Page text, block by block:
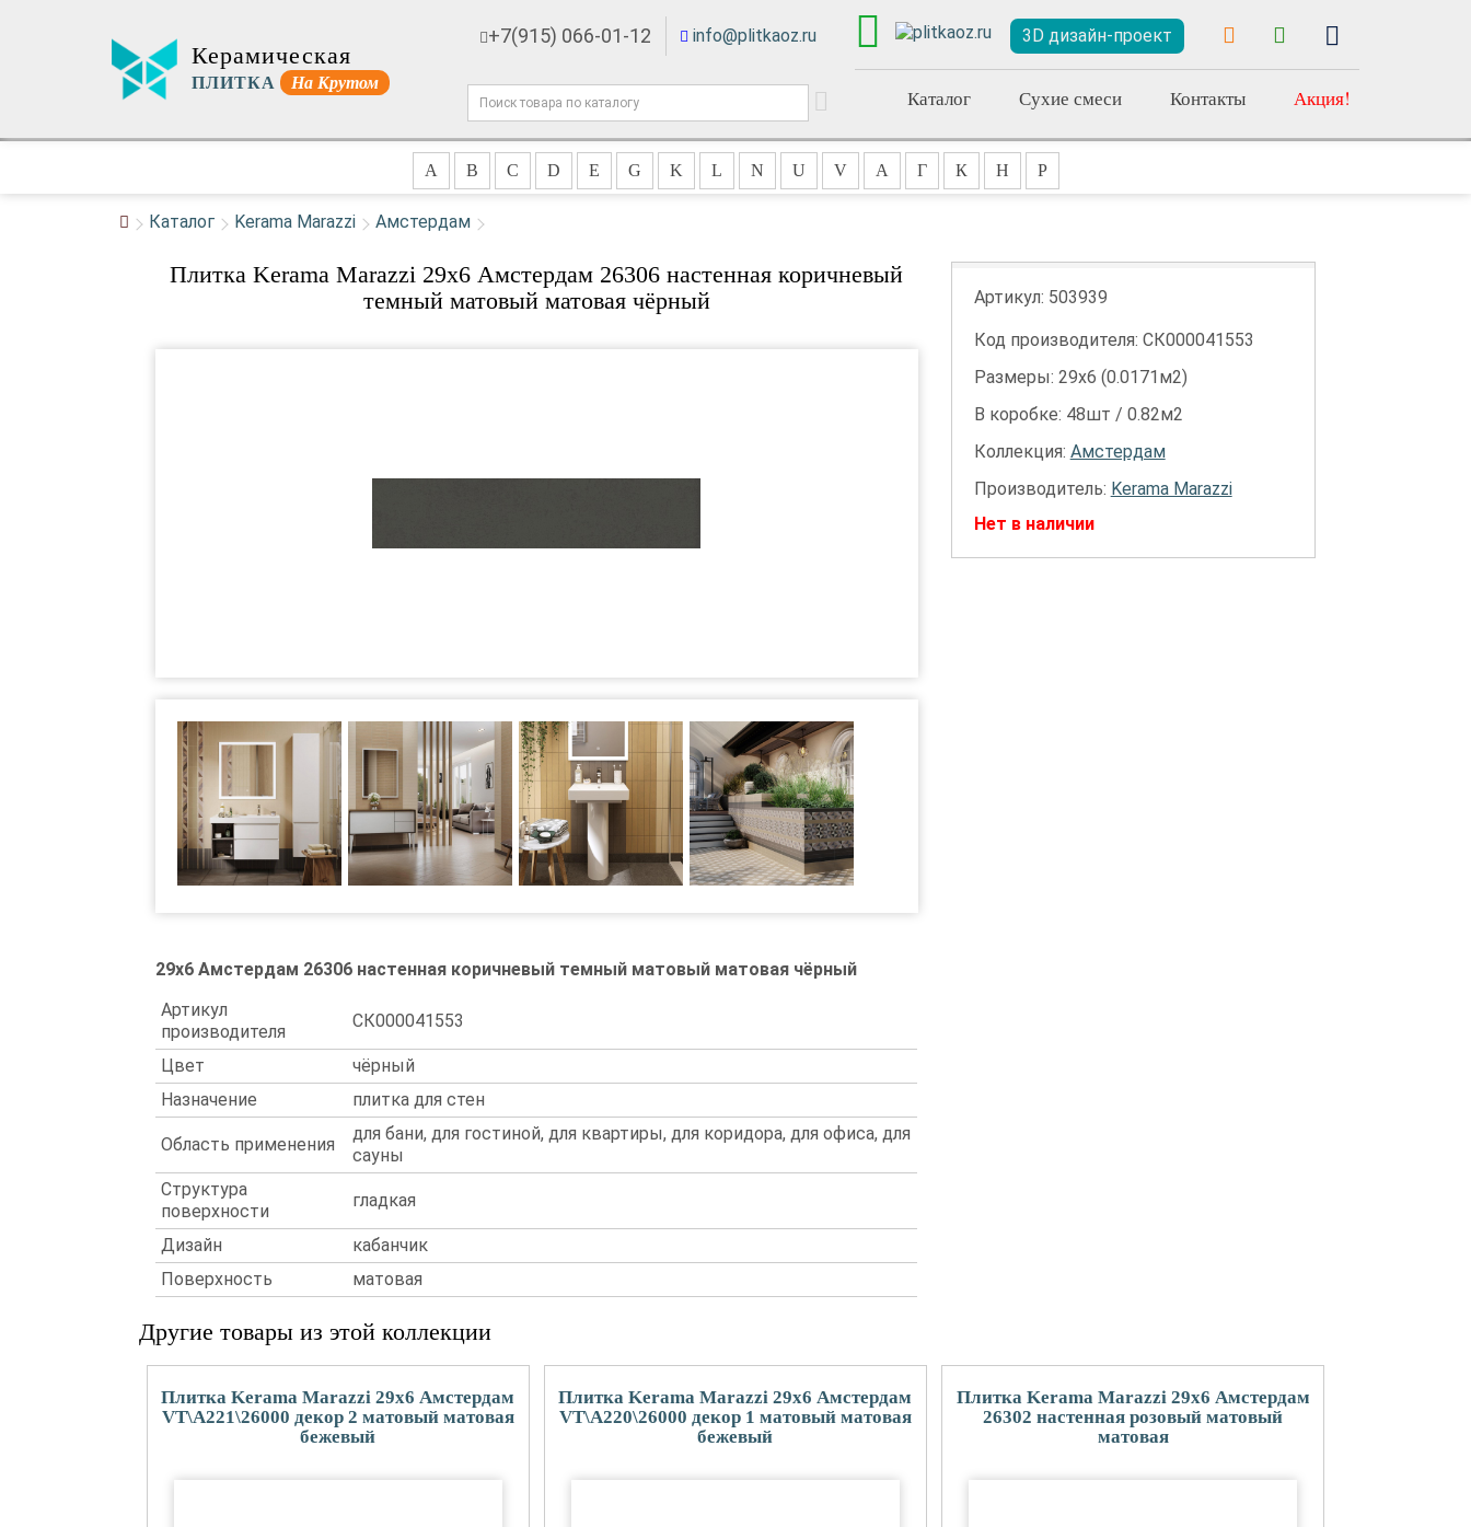
Керамическая
ПЛИТКА На Крутом
+7(915) 066-01-12 info@plitkaoz.ru 3D дизайн-проект
Каталог Сухие смеси Контакты Акция!
A B C D E G K L N U V А Г К Н Р
Каталог Kerama Marazzi Амстердам
Плитка Kerama Marazzi 29x6 Амстердам 26306 настенная коричневый
темный матовый матовая чёрный
29x6 Амстердам 26306 настенная коричневый темный матовый матовая чёрный
Артикул
производителя
СК000041553
Цвет
чёрный
Назначение
плитка для стен
Область применения
для бани, для гостиной, для квартиры, для коридора, для офиса, для
сауны
Структура
поверхности
гладкая
Дизайн
кабанчик
Поверхность
матовая
Артикул: 503939
Код производителя: СК000041553
Размеры: 29х6 (0.0171м2)
В коробке: 48шт / 0.82м2
Коллекция: Амстердам
Производитель: Kerama Marazzi
Нет в наличии
Другие товары из этой коллекции
Плитка Kerama Marazzi 29x6 Амстердам
VT\A221\26000 декор 2 матовый матовая
бежевый
Плитка Kerama Marazzi 29x6 Амстердам
VT\A220\26000 декор 1 матовый матовая
бежевый
Плитка Kerama Marazzi 29x6 Амстердам
26302 настенная розовый матовый
матовая